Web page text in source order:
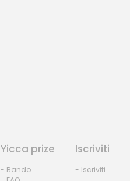
Yicca prize
- Bando
Iscriviti
- Iscriviti